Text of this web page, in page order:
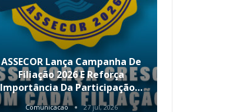
ASSECOR Lança Campanha De
Filiação 2026 E Reforça
Importância Da Participação…
Comunicacao 27 jul, 2026